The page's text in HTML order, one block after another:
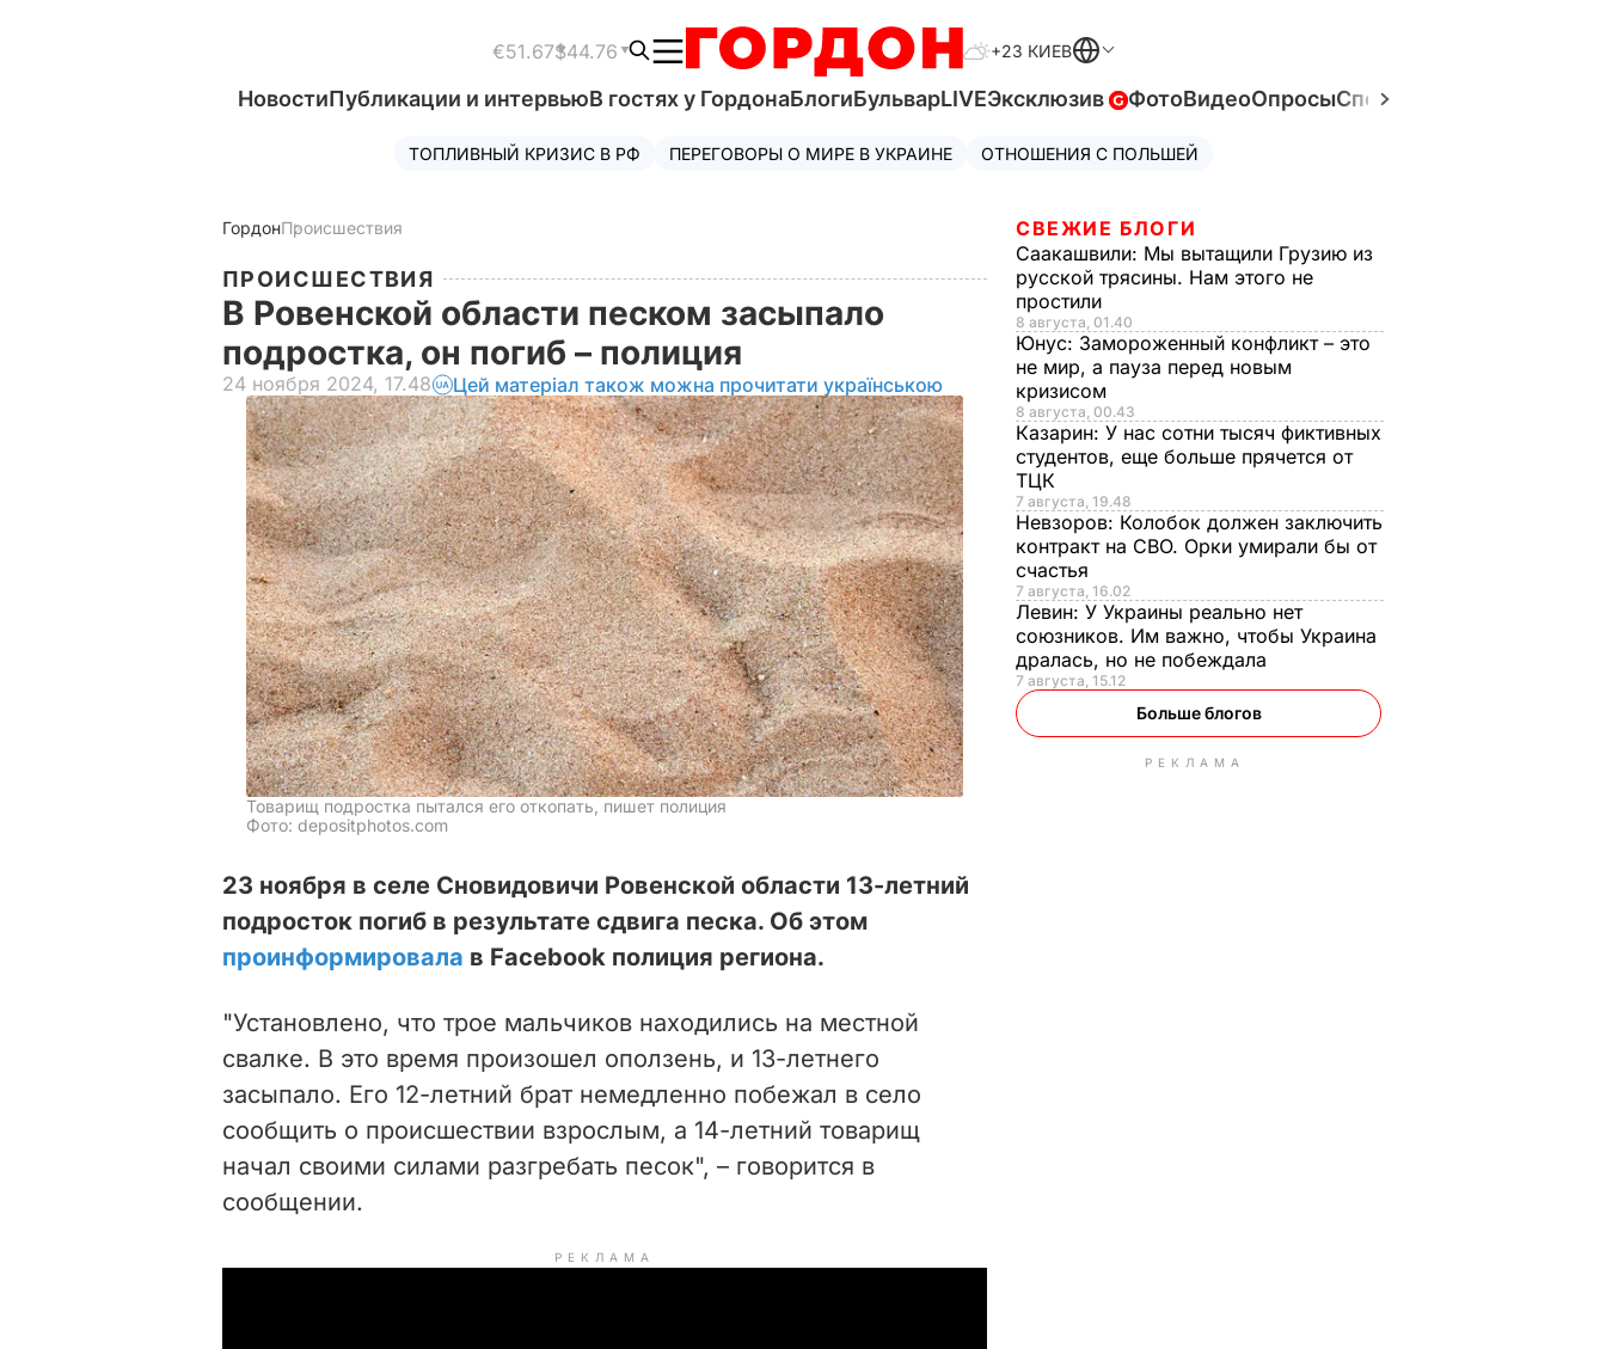
€51.67$44.76 +23 КИЕВ
НовостиПубликации и интервьюВ гостях у ГордонаБлогиБульварLIVEЭксклюзив ФотоВидеоОпросыСпецпроекты
ТОПЛИВНЫЙ КРИЗИС В РФ ПЕРЕГОВОРЫ О МИРЕ В УКРАИНЕ ОТНОШЕНИЯ С ПОЛЬШЕЙ
ГордонПроисшествия
ПРОИСШЕСТВИЯ
В Ровенской области песком засыпало
подростка, он погиб – полиция
24 ноября 2024, 17.48 Цей матеріал також можна прочитати українською
Товарищ подростка пытался его откопать, пишет полиция
Фото: depositphotos.com
23 ноября в селе Сновидовичи Ровенской области 13-летний
подросток погиб в результате сдвига песка. Об этом
проинформировала в Facebook полиция региона.
"Установлено, что трое мальчиков находились на местной
свалке. В это время произошел оползень, и 13-летнего
засыпало. Его 12-летний брат немедленно побежал в село
сообщить о происшествии взрослым, а 14-летний товарищ
начал своими силами разгребать песок", – говорится в
сообщении.
РЕКЛАМА
СВЕЖИЕ БЛОГИ
Саакашвили: Мы вытащили Грузию из
русской трясины. Нам этого не
простили
8 августа, 01.40
Юнус: Замороженный конфликт – это
не мир, а пауза перед новым
кризисом
8 августа, 00.43
Казарин: У нас сотни тысяч фиктивных
студентов, еще больше прячется от
ТЦК
7 августа, 19.48
Невзоров: Колобок должен заключить
контракт на СВО. Орки умирали бы от
счастья
7 августа, 16.02
Левин: У Украины реально нет
союзников. Им важно, чтобы Украина
дралась, но не побеждала
7 августа, 15.12
Больше блогов
РЕКЛАМА